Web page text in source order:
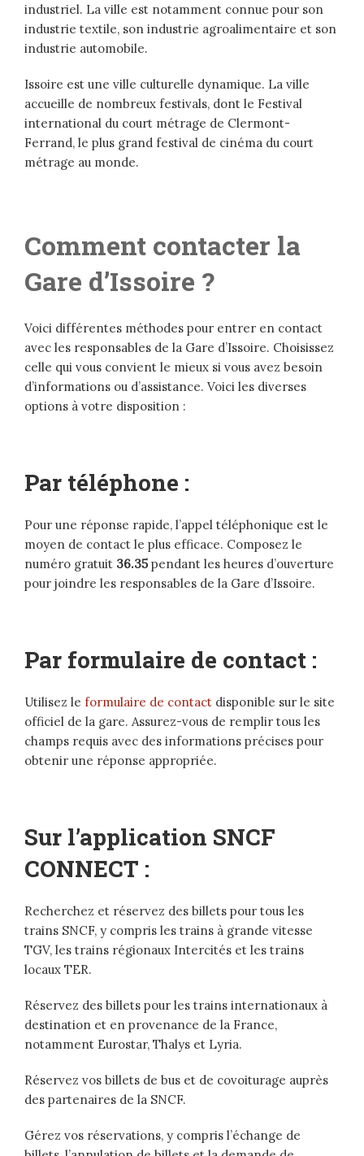
industriel. La ville est notamment connue pour son
industrie textile, son industrie agroalimentaire et son
industrie automobile.
Issoire est une ville culturelle dynamique. La ville
accueille de nombreux festivals, dont le Festival
international du court métrage de Clermont-
Ferrand, le plus grand festival de cinéma du court
métrage au monde.
Comment contacter la
Gare d’Issoire ?
Voici différentes méthodes pour entrer en contact
avec les responsables de la Gare d’Issoire. Choisissez
celle qui vous convient le mieux si vous avez besoin
d’informations ou d’assistance. Voici les diverses
options à votre disposition :
Par téléphone :
Pour une réponse rapide, l’appel téléphonique est le
moyen de contact le plus efficace. Composez le
numéro gratuit 36.35 pendant les heures d’ouverture
pour joindre les responsables de la Gare d’Issoire.
Par formulaire de contact :
Utilisez le formulaire de contact disponible sur le site
officiel de la gare. Assurez-vous de remplir tous les
champs requis avec des informations précises pour
obtenir une réponse appropriée.
Sur l’application SNCF
CONNECT :
Recherchez et réservez des billets pour tous les
trains SNCF, y compris les trains à grande vitesse
TGV, les trains régionaux Intercités et les trains
locaux TER.
Réservez des billets pour les trains internationaux à
destination et en provenance de la France,
notamment Eurostar, Thalys et Lyria.
Réservez vos billets de bus et de covoiturage auprès
des partenaires de la SNCF.
Gérez vos réservations, y compris l’échange de